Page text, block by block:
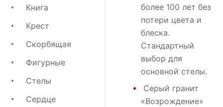
Книга
Крест
Скорбящая
Фигурные
Стелы
Сердце
более 100 лет без
потери цвета и
блеска.
Стандартный
выбор для
основной стелы.
Серый гранит
«Возрождение»